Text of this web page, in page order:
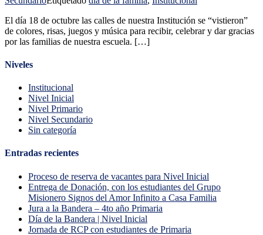
El día 18 de octubre las calles de nuestra Institución se “vistieron”
de colores, risas, juegos y música para recibir, celebrar y dar gracias
por las familias de nuestra escuela. […]
Niveles
Institucional
Nivel Inicial
Nivel Primario
Nivel Secundario
Sin categoría
Entradas recientes
Proceso de reserva de vacantes para Nivel Inicial
Entrega de Donación, con los estudiantes del Grupo
Misionero Signos del Amor Infinito a Casa Familia
Jura a la Bandera – 4to año Primaria
Día de la Bandera | Nivel Inicial
Jornada de RCP con estudiantes de Primaria